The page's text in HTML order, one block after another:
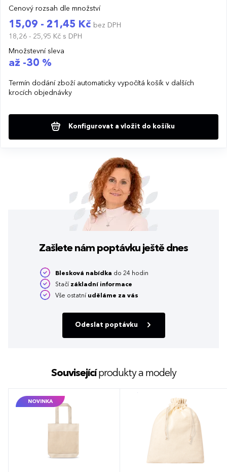
Cenový rozsah dle množství
15,09 - 21,45 Kč bez DPH
18,26 - 25,95 Kč s DPH
Množstevní sleva
až -30 %
Termín dodání zboží automaticky vypočítá košík v dalších
krocích objednávky
Konfigurovat a vložit do košíku
Zašlete nám poptávku ještě dnes
Blesková nabídka do 24 hodin
Stačí základní informace
Vše ostatní uděláme za vás
Odeslat poptávku
Souvisejícíprodukty a modely
NOVINKA